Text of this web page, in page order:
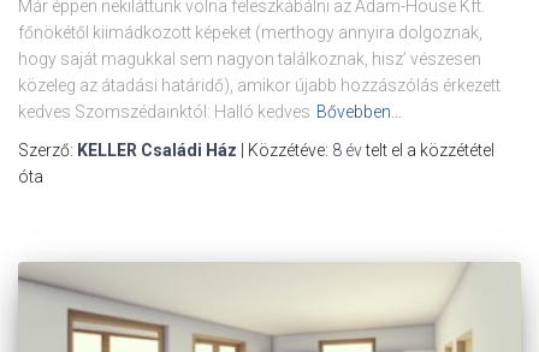
Már éppen nekiláttunk volna feleszkábálni az Adam-House Kft.
főnökétől kiimádkozott képeket (merthogy annyira dolgoznak,
hogy saját magukkal sem nagyon találkoznak, hisz’ vészesen
közeleg az átadási határidő), amikor újabb hozzászólás érkezett
kedves Szomszédainktól: Halló kedves Bővebben…
Szerző: KELLER Családi Ház | Közzétéve: 8 évtelt el a közzététel
óta